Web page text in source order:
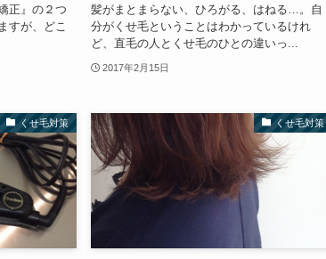
正』の２つ
すが、どこ
髪がまとまらない、ひろがる、はねる…。自
分がくせ毛ということはわかっているけれ
ど、直毛の人とくせ毛のひとの違いっ...
2017年2月15日
くせ毛対策 くせ毛対策